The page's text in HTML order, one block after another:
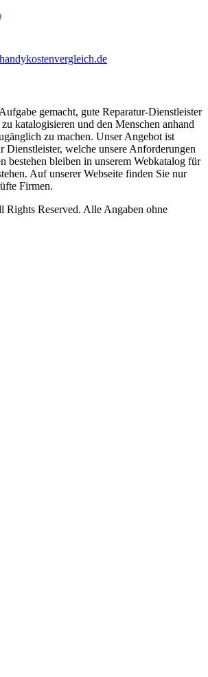
gemacht, gute Reparatur-Dienstleister
katalogisieren und den Menschen anhand
zu machen. Unser Angebot ist
Dienstleister, welche unsere Anforderungen
bestehen bleiben in unserem Webkatalog für
Auf unserer Webseite finden Sie nur
Firmen.
Reserved. Alle Angaben ohne